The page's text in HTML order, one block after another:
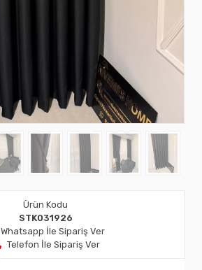
Ürün Kodu
STK031926
Whatsapp İle Sipariş Ver
Telefon İle Sipariş Ver